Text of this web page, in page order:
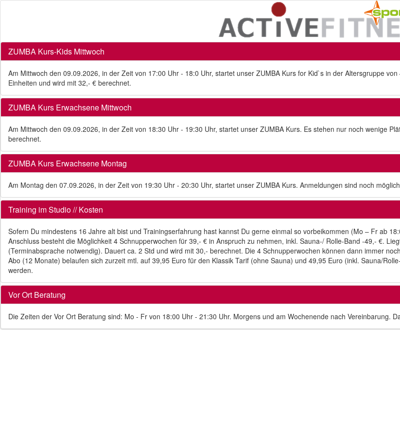
ZUMBA Kurs-Kids Mittwoch
Am Mittwoch den 09.09.2026, in der Zeit von 17:00 Uhr - 18:0 Uhr, startet unser ZUMBA Kurs for Kid`s in der Altersgruppe
Einheiten und wird mit 32,- € berechnet.
ZUMBA Kurs Erwachsene Mittwoch
Am Mittwoch den 09.09.2026, in der Zeit von 18:30 Uhr - 19:30 Uhr, startet unser ZUMBA Kurs. Es stehen nur noch wenige
berechnet.
ZUMBA Kurs Erwachsene Montag
Am Montag den 07.09.2026, in der Zeit von 19:30 Uhr - 20:30 Uhr, startet unser ZUMBA Kurs. Anmeldungen sind noch
Training im Studio // Kosten
Sofern Du mindestens 16 Jahre alt bist und Trainingserfahrung hast kannst Du gerne einmal so vorbeikommen (Mo – Fr ab
Anschluss besteht die Möglichkeit 4 Schnupperwochen für 39,- € in Anspruch zu nehmen, inkl. Sauna-/ Rolle-Band -49,- €.
(Terminabsprache notwendig). Dauert ca. 2 Std und wird mit 30,- berechnet. Die 4 Schnupperwochen können dann immer
Abo (12 Monate) belaufen sich zurzeit mtl. auf 39,95 Euro für den Klassik Tarif (ohne Sauna) und 49,95 Euro (inkl. Sauna/
werden.
Vor Ort Beratung
Die Zeiten der Vor Ort Beratung sind: Mo - Fr von 18:00 Uhr - 21:30 Uhr. Morgens und am Wochenende nach Vereinbarung.